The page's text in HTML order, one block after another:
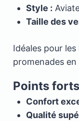
Style :
Taille des
Idéales pour
promenades en
Points
Confort
Qualité